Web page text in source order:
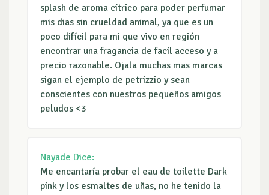
splash de aroma cítrico para poder perfumar
mis dias sin crueldad animal, ya que es un
poco difícil para mi que vivo en región
encontrar una fragancia de facil acceso y a
precio razonable. Ojala muchas mas marcas
sigan el ejemplo de petrizzio y sean
conscientes con nuestros pequeños amigos
peludos <3
Nayade Dice:
Me encantaría probar el eau de toilette Dark
pink y los esmaltes de uñas, no he tenido la